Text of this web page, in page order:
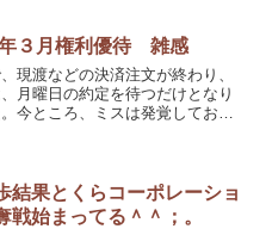
。
３月権利優待 雑感
現渡などの決済注文が終わり、
月曜日の約定を待つだけとなり
今ところ、ミスは発覚しておら
結果とくらコーポレーショ
戦始まってる＾＾；。